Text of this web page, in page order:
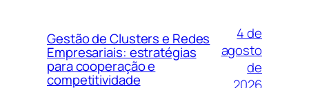
Gestão de Clusters e Redes
Empresariais: estratégias
para cooperação e
competitividade
4 de
agosto
de
2026